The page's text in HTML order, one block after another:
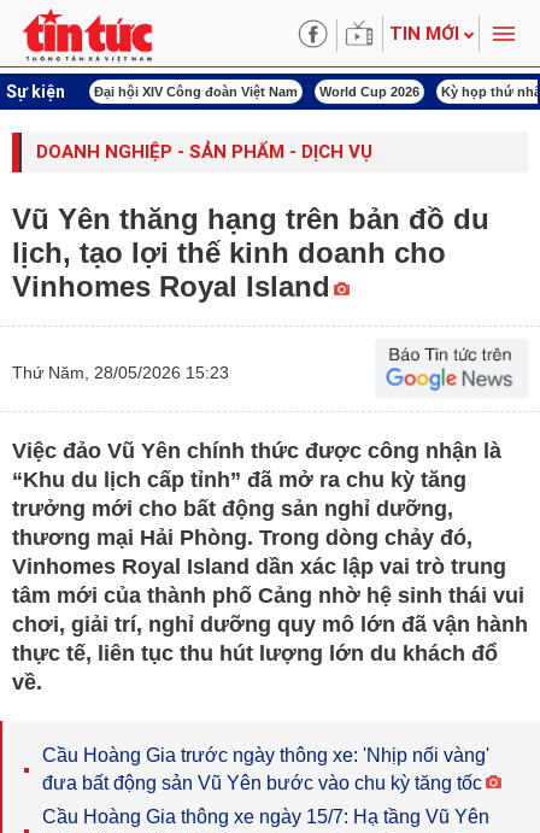
TIN MỚI
Sự kiện
ngày đêm Đại hội XIV Công đoàn Việt Nam World Cup 2026 Kỳ họp thứ
DOANH NGHIỆP - SẢN PHẨM - DỊCH VỤ
Vũ Yên thăng hạng trên bản đồ du
lịch, tạo lợi thế kinh doanh cho
Vinhomes Royal Island
Thứ Năm, 28/05/2026 15:23
Việc đảo Vũ Yên chính thức được công nhận là
“Khu du lịch cấp tỉnh” đã mở ra chu kỳ tăng
trưởng mới cho bất động sản nghỉ dưỡng,
thương mại Hải Phòng. Trong dòng chảy đó,
Vinhomes Royal Island dần xác lập vai trò trung
tâm mới của thành phố Cảng nhờ hệ sinh thái vui
chơi, giải trí, nghỉ dưỡng quy mô lớn đã vận hành
thực tế, liên tục thu hút lượng lớn du khách đổ
về.
Cầu Hoàng Gia trước ngày thông xe: 'Nhịp nối vàng'
đưa bất động sản Vũ Yên bước vào chu kỳ tăng tốc
Cầu Hoàng Gia thông xe ngày 15/7: Hạ tầng Vũ Yên